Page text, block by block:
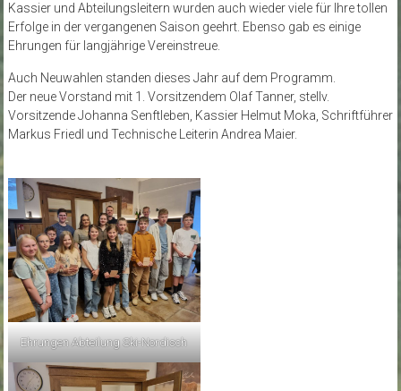
Kassier und Abteilungsleitern wurden auch wieder viele für Ihre tollen
Erfolge in der vergangenen Saison geehrt. Ebenso gab es einige
Ehrungen für langjährige Vereinstreue.
Auch Neuwahlen standen dieses Jahr auf dem Programm.
Der neue Vorstand mit 1. Vorsitzendem Olaf Tanner, stellv.
Vorsitzende Johanna Senftleben, Kassier Helmut Moka, Schriftführer
Markus Friedl und Technische Leiterin Andrea Maier.
Ehrungen Abteilung Ski-Nordisch